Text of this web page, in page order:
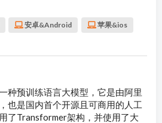
安卓&Android 苹果&ios
种预训练语言大模型，它是由阿里
也是国内首个开源且可商用的人工
了Transformer架构，并使用了大